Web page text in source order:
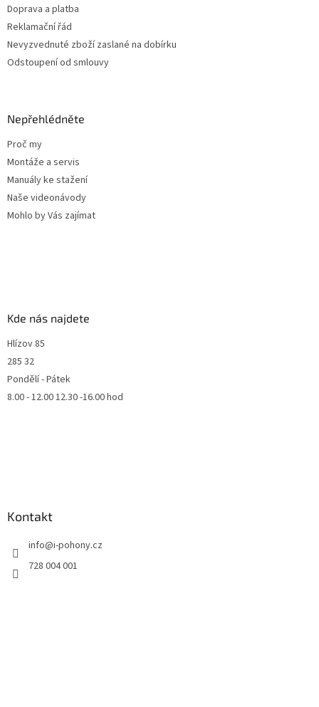
Doprava a platba
Reklamační řád
Nevyzvednuté zboží zaslané na dobírku
Odstoupení od smlouvy
Nepřehlédněte
Proč my
Montáže a servis
Manuály ke stažení
Naše videonávody
Mohlo by Vás zajímat
Kde nás najdete
Hlízov 85
285 32
Pondělí - Pátek
8.00 - 12.00 12.30 -16.00 hod
Kontakt
info@i-pohony.cz
728 004 001